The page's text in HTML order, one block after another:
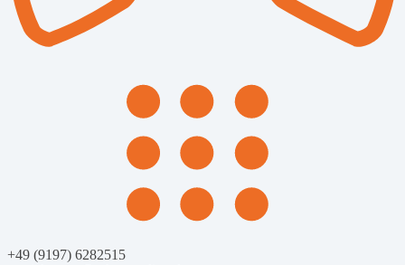
+49 (9197) 6282515